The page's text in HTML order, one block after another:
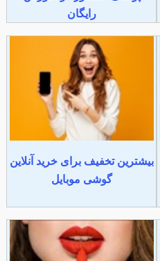
رایگان
بیشترین تخفیف برای خرید آنلاین
گوشی موبایل